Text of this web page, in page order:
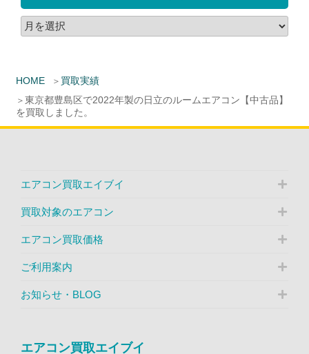
HOME
買取実績
東京都豊島区で2022年製の日立のルームエアコン【中古品】
を買取しました。
エアコン買取エイブイ
買取対象のエアコン
エアコン買取価格
ご利用案内
お知らせ・BLOG
エアコン買取エイブイ